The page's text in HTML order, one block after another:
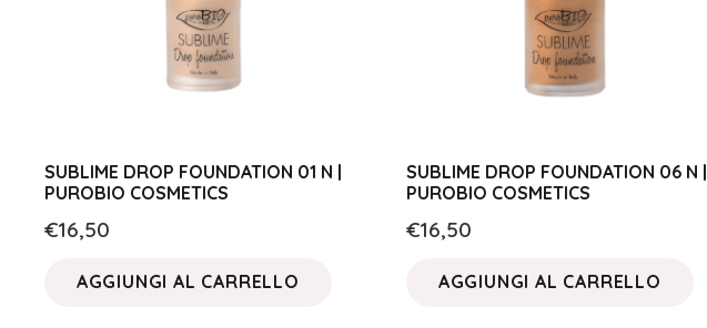
SUBLIME DROP FOUNDATION 01 N |
PUROBIO COSMETICS
€16,50
AGGIUNGI AL CARRELLO
SUBLIME DROP FOUNDATION 06 N |
PUROBIO COSMETICS
€16,50
AGGIUNGI AL CARRELLO